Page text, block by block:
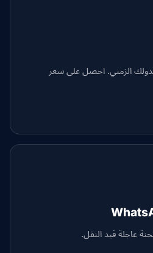
الزمني. احصل على سعر
عاجلة قيد النقل.